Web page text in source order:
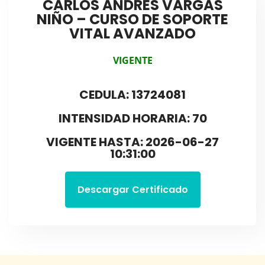
CARLOS ANDRÉS VARGAS
NIÑO – CURSO DE SOPORTE
VITAL AVANZADO
VIGENTE
CEDULA: 13724081
INTENSIDAD HORARIA: 70
VIGENTE HASTA: 2026-06-27
10:31:00
Descargar Certificado